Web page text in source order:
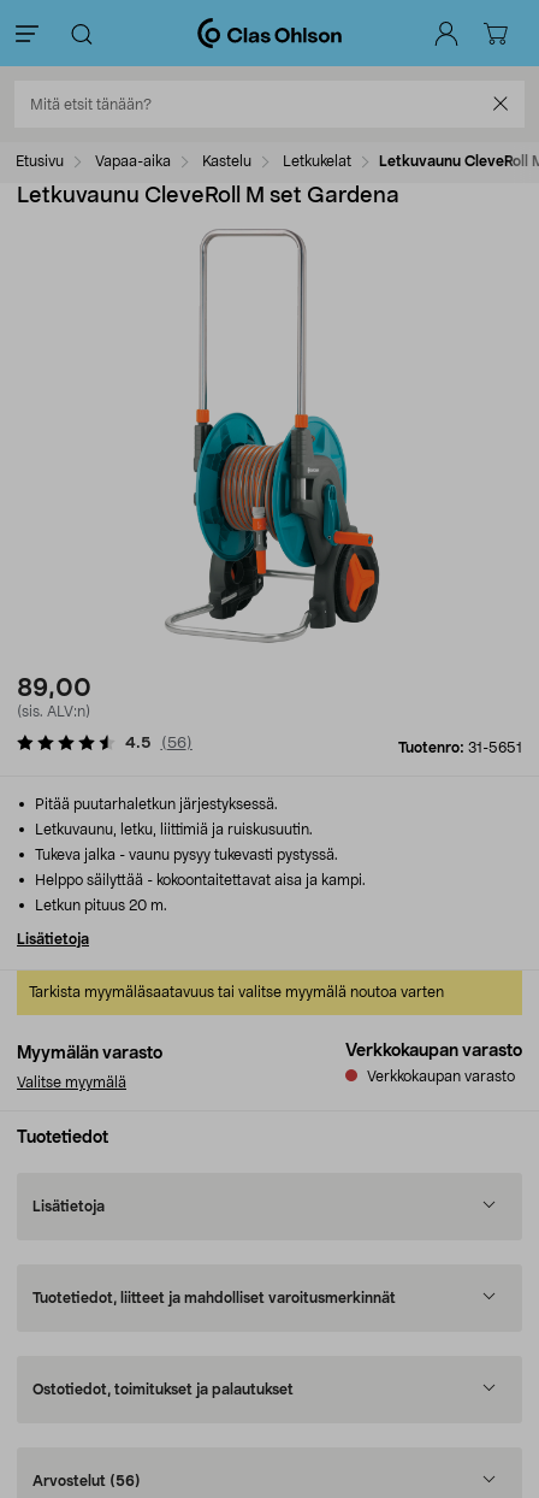
Etusivu Vapaa-aika Kastelu Letkukelat Letkuvaunu CleveRoll
Letkuvaunu CleveRoll M set Gardena
89,00
(sis. ALV:n)
Tuotenro: 31-5651
4.5 ( 56)
Myymälän varasto
Valitse myymälä
Verkkokaupan varasto
Verkkokaupan varasto
Tarkista myymäläsaatavuus tai valitse myymälä noutoa varten
Pitää puutarhaletkun järjestyksessä.
Letkuvaunu, letku, liittimiä ja ruiskusuutin.
Tukeva jalka - vaunu pysyy tukevasti pystyssä.
Helppo säilyttää - kokoontaitettavat aisa ja kampi.
Letkun pituus 20 m.
Lisätietoja
Tuotetiedot
Lisätietoja
Tuotetiedot, liitteet ja mahdolliset varoitusmerkinnät
Ostotiedot, toimitukset ja palautukset
Arvostelut (56)